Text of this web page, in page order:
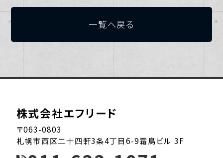
一覧へ戻る
株式会社エフリード
〒063-0803
札幌市西区二十四軒3条4丁目6-9霜鳥ビル 3F